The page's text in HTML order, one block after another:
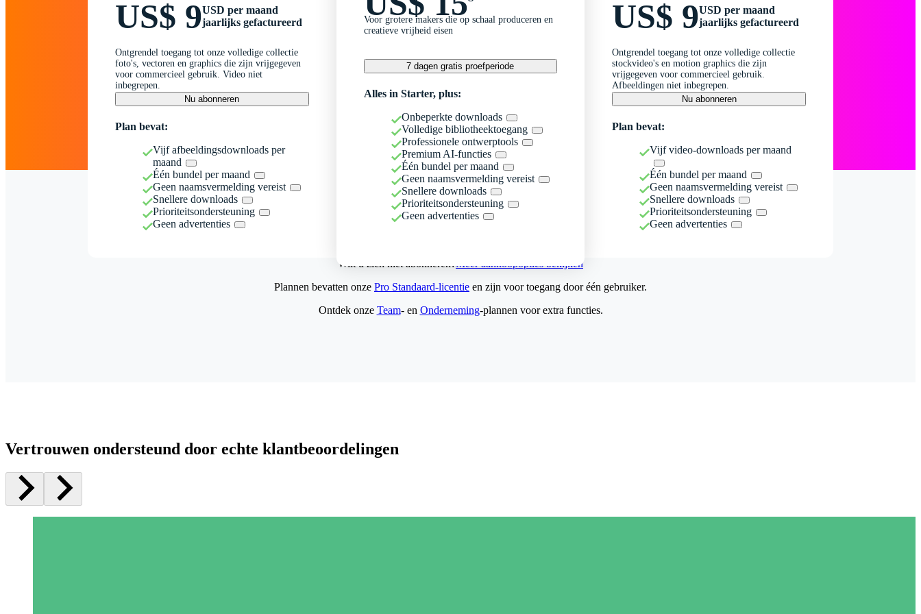
US$ 9USD per maand
jaarlijks gefactureerd
Ontgrendel toegang tot onze volledige collectie
foto's, vectoren en graphics die zijn vrijgegeven
voor commercieel gebruik. Video niet
inbegrepen.
Nu abonneren
Plan bevat:
Vijf afbeeldingsdownloads per
maand
Één bundel per maand
Geen naamsvermelding vereist
Snellere downloads
Prioriteitsondersteuning
Geen advertenties
Voor grotere makers die op schaal produceren en
creatieve vrijheid eisen
7 dagen gratis proefperiode
Alles in Starter, plus:
Onbeperkte downloads
Volledige bibliotheektoegang
Professionele ontwerptools
Premium AI-functies
Één bundel per maand
Geen naamsvermelding vereist
Snellere downloads
Prioriteitsondersteuning
Geen advertenties
US$ 9USD per maand
jaarlijks gefactureerd
Ontgrendel toegang tot onze volledige collectie
stockvideo's en motion graphics die zijn
vrijgegeven voor commercieel gebruik.
Afbeeldingen niet inbegrepen.
Nu abonneren
Plan bevat:
Vijf video-downloads per maand
Één bundel per maand
Geen naamsvermelding vereist
Snellere downloads
Prioriteitsondersteuning
Geen advertenties
Wilt u zich niet abonneren?Meer aankoopopties bekijken
Plannen bevatten onze Pro Standaard-licentie en zijn voor toegang door één gebruiker.
Ontdek onze Team- en Onderneming-plannen voor extra functies.
Vertrouwen ondersteund door echte klantbeoordelingen